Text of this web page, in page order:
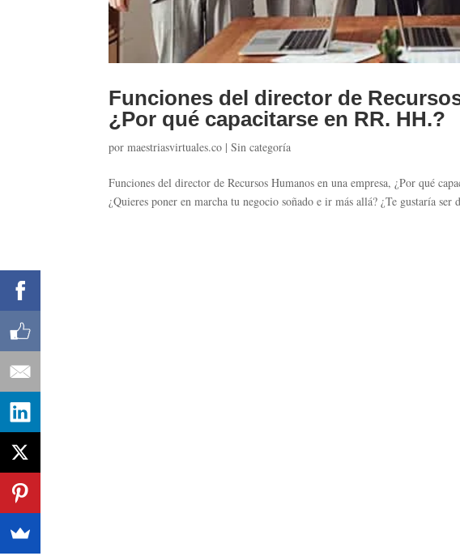
Funciones del director de
¿Por qué capacitarse en RR. HH.?
pormaestriasvirtuales.co |Sin categoría
Funciones del director de Recursos Humanos en una empresa, ¿Por qué
¿Quieres poner en marcha tu negocio soñado e ir más allá? ¿Te gustaría